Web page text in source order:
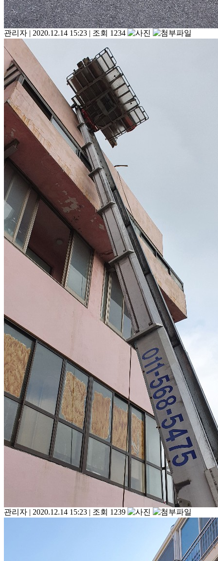
관리자 | 2020.12.14 15:23 | 조회 1234
관리자 | 2020.12.14 15:23 | 조회 1239